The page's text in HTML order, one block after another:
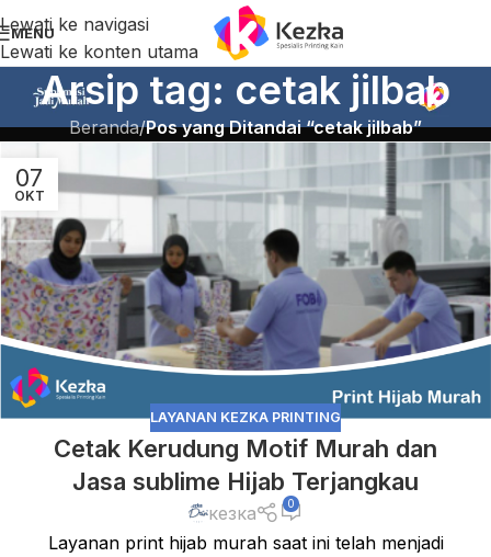
Lewati ke navigasi
Lewati ke konten utama
MENU
Arsip tag: cetak jilbab
Beranda/Pos yang Ditandai “cetak jilbab”
07
OKT
LAYANAN KEZKA PRINTING
Cetak Kerudung Motif Murah dan
Jasa sublime Hijab Terjangkau
кезка 0
Layanan print hijab murah saat ini telah menjadi